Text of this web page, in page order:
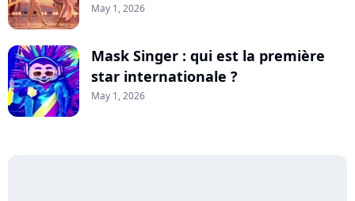
May 1, 2026
Mask Singer : qui est la première
star internationale ?
May 1, 2026